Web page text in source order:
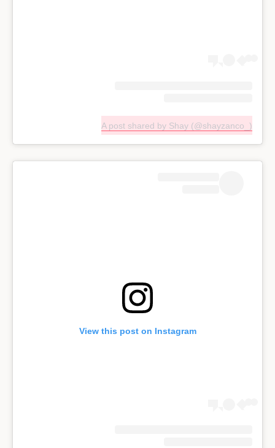
A post shared by Shay (@shayzanco_)
View this post on Instagram